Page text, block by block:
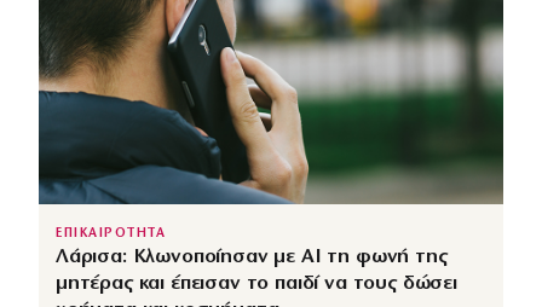
ΕΠΙΚΑΙΡΟΤΗΤΑ
Λάρισα: Κλωνοποίησαν με AI τη φωνή της
μητέρας και έπεισαν το παιδί να τους δώσει